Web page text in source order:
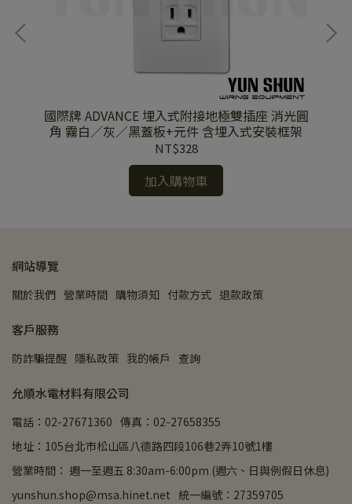
國際牌 ADVANCE 埋入式附接地極雙插座 消光圓
角 霧白／灰／黑蓋板+元件 含埋入式安裝框架
NT$328
加入購物車
網站導覽
關於我們 營業時間 購物須知 付款方式 退款政策
客戶服務
防詐騙提醒 隱私政策 我的帳戶 查詢
允順水電材料有限公司
電話：02-27671360 傳真：02-27658355
地址：105台北市松山區八德路四段106巷2弄10號1樓
營業時間： 週一至週五 8:30am-6:00pm (週六、日與例假日休息)
yunshun.shop@msa.hinet.net 統一編號：27359705